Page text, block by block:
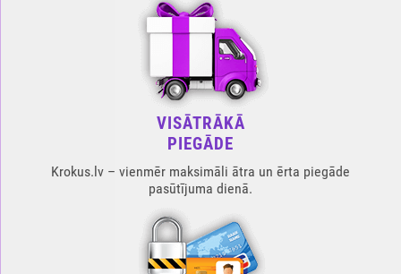
VISĀTRĀKĀ
PIEGĀDE
Krokus.lv – vienmēr maksimāli ātra un ērta piegāde
pasūtījuma dienā.